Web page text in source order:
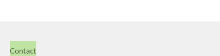
Contact